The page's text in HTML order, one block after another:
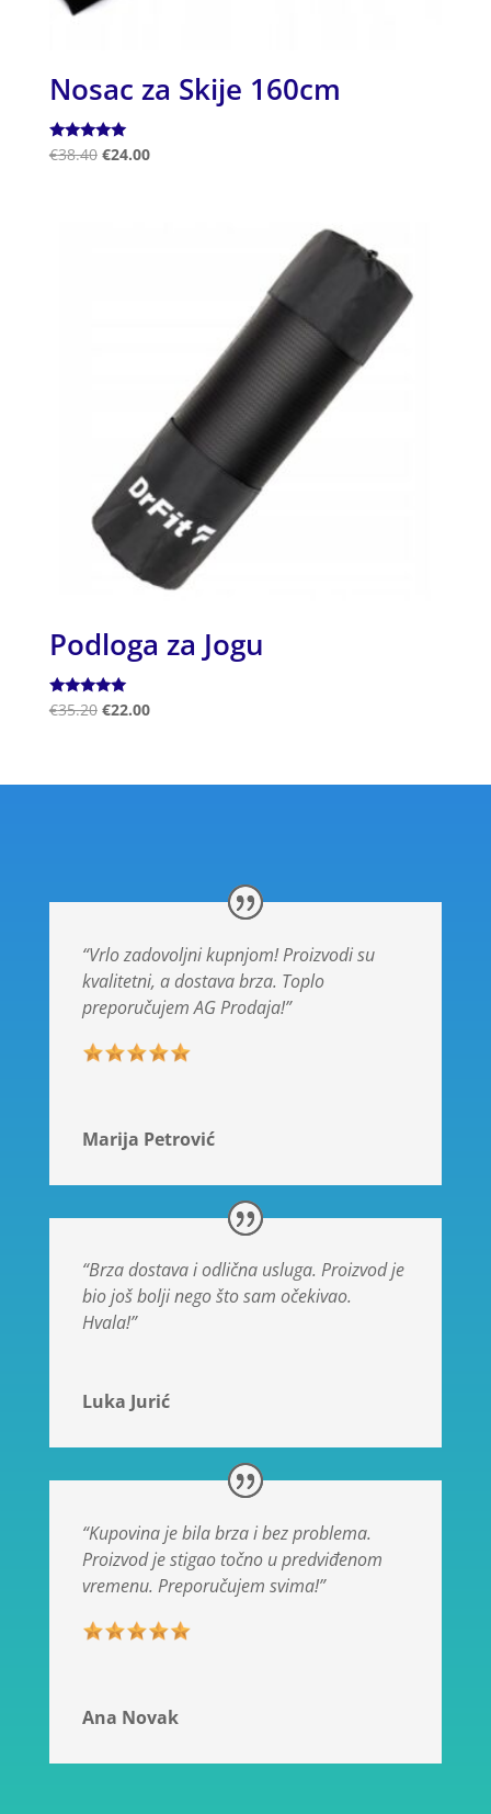
Nosac za Skije 160cm
Ocjenjeno
€38.40 €24.00
Podloga za Jogu
Ocjenjeno
5.00
€35.20 €22.00
“Vrlo zadovoljni kupnjom! Proizvodi su
kvalitetni, a dostava brza. Toplo
preporučujem AG Prodaja!”
Marija Petrović
“Brza dostava i odlična usluga. Proizvod je
bio još bolji nego što sam očekivao.
Hvala!”
Luka Jurić
“Kupovina je bila brza i bez problema.
Proizvod je stigao točno u predviđenom
vremenu. Preporučujem svima!”
Ana Novak